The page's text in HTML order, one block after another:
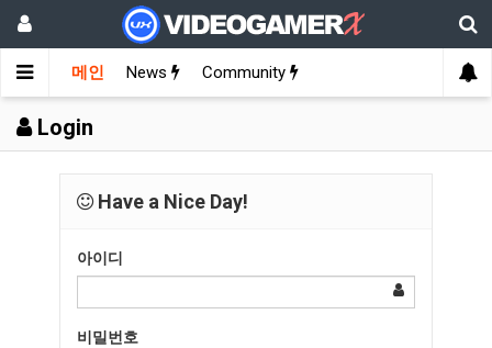
메인 News Community
Login
Have a Nice Day!
아이디
비밀번호